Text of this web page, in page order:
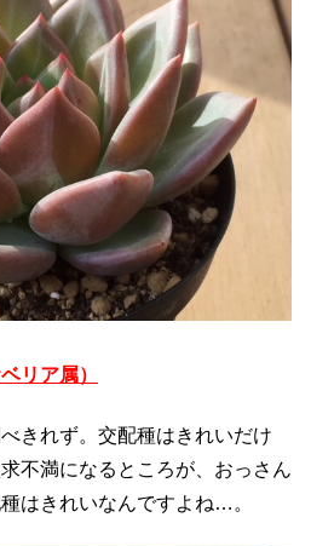
リア属）
きれず。交配種はきれいだけ
不満になるところが、おっさん
はきれいなんですよね…。